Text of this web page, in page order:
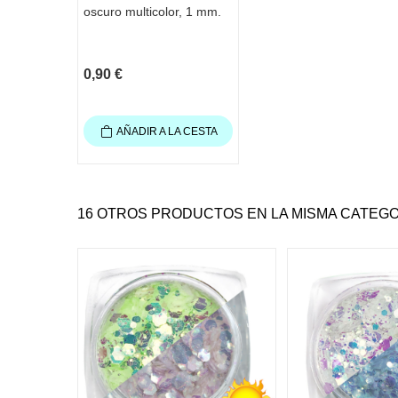
oscuro multicolor, 1 mm.
0,90 €
AÑADIR A LA CESTA
16 OTROS PRODUCTOS EN LA MISMA